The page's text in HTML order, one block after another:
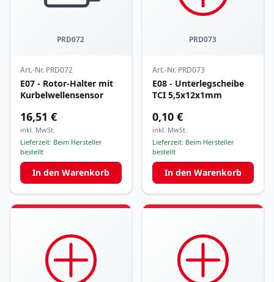
PRD072
Art.-Nr. PRD072
E07 - Rotor-Halter mit
Kurbelwellensensor
16,51 €
inkl. MwSt.
Lieferzeit: Beim Hersteller
bestellt
In den Warenkorb
PRD073
Art.-Nr. PRD073
E08 - Unterlegscheibe
TCI 5,5x12x1mm
0,10 €
inkl. MwSt.
Lieferzeit: Beim Hersteller
bestellt
In den Warenkorb